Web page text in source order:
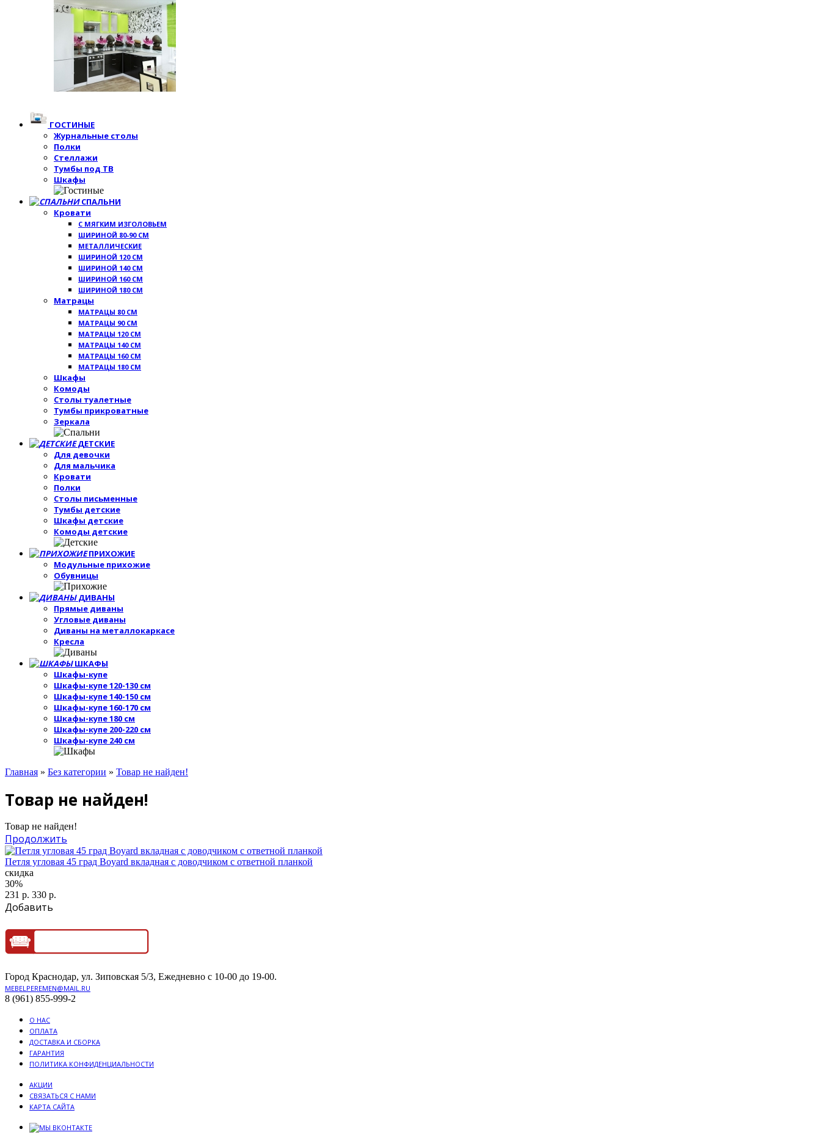
ГОСТИНЫЕ
Журнальные столы
Полки
Стеллажи
Тумбы под ТВ
Шкафы
СПАЛЬНИ
Кровати
С МЯГКИМ ИЗГОЛОВЬЕМ
ШИРИНОЙ 80-90 СМ
МЕТАЛЛИЧЕСКИЕ
ШИРИНОЙ 120 СМ
ШИРИНОЙ 140 СМ
ШИРИНОЙ 160 СМ
ШИРИНОЙ 180 СМ
Матрацы
МАТРАЦЫ 80 СМ
МАТРАЦЫ 90 СМ
МАТРАЦЫ 120 СМ
МАТРАЦЫ 140 СМ
МАТРАЦЫ 160 СМ
МАТРАЦЫ 180 СМ
Шкафы
Комоды
Столы туалетные
Тумбы прикроватные
Зеркала
ДЕТСКИЕ
Для девочки
Для мальчика
Кровати
Полки
Столы письменные
Тумбы детские
Шкафы детские
Комоды детские
ПРИХОЖИЕ
Модульные прихожие
Обувницы
ДИВАНЫ
Прямые диваны
Угловые диваны
Диваны на металлокаркасе
Кресла
ШКАФЫ
Шкафы-купе
Шкафы-купе 120-130 см
Шкафы-купе 140-150 см
Шкафы-купе 160-170 см
Шкафы-купе 180 см
Шкафы-купе 200-220 см
Шкафы-купе 240 см
Главная » Без категории » Товар не найден!
Товар не найден!
Товар не найден!
Продолжить
Петля угловая 45 град Boyard вкладная с доводчиком с ответной планкой
скидка
30%
231 р. 330 р.
Добавить
Город Краснодар, ул. Зиповская 5/3, Ежедневно с 10-00 до 19-00.
MEBELPEREMEN@MAIL.RU
8 (961) 855-999-2
О НАС
ОПЛАТА
ДОСТАВКА И СБОРКА
ГАРАНТИЯ
ПОЛИТИКА КОНФИДЕНЦИАЛЬНОСТИ
АКЦИИ
СВЯЗАТЬСЯ С НАМИ
КАРТА САЙТА